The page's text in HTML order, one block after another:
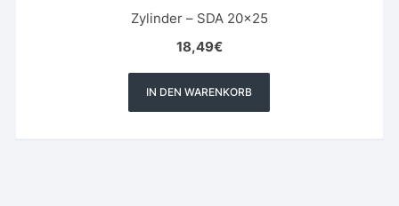
Zylinder – SDA 20×25
18,49€
IN DEN WARENKORB